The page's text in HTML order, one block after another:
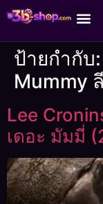
ป้ายกำกั
Mummy
Lee
เดอะ มัมมี่